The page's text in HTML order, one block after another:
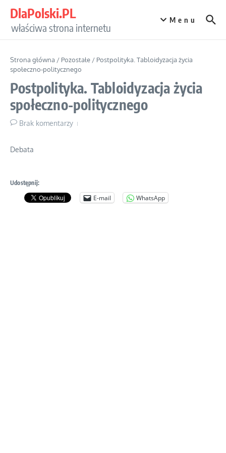
DlaPolski.PL
właściwa strona internetu
Menu
Strona główna / Pozostałe / Postpolityka. Tabloidyzacja życia
społeczno-politycznego
Postpolityka. Tabloidyzacja życia
społeczno-politycznego
Brak komentarzy
Debata
Udostępnij:
E-mail WhatsApp